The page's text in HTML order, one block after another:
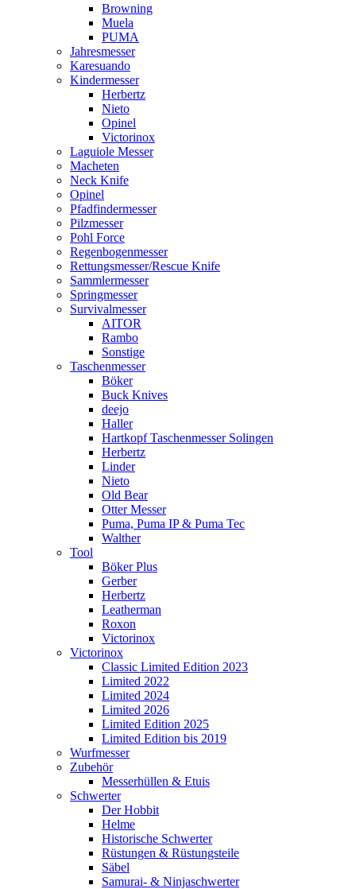
Browning
Muela
PUMA
Jahresmesser
Karesuando
Kindermesser
Herbertz
Nieto
Opinel
Victorinox
Laguiole Messer
Macheten
Neck Knife
Opinel
Pfadfindermesser
Pilzmesser
Pohl Force
Regenbogenmesser
Rettungsmesser/Rescue Knife
Sammlermesser
Springmesser
Survivalmesser
AITOR
Rambo
Sonstige
Taschenmesser
Böker
Buck Knives
deejo
Haller
Hartkopf Taschenmesser Solingen
Herbertz
Linder
Nieto
Old Bear
Otter Messer
Puma, Puma IP & Puma Tec
Walther
Tool
Böker Plus
Gerber
Herbertz
Leatherman
Roxon
Victorinox
Victorinox
Classic Limited Edition 2023
Limited 2022
Limited 2024
Limited 2026
Limited Edition 2025
Limited Edition bis 2019
Wurfmesser
Zubehör
Messerhüllen & Etuis
Schwerter
Der Hobbit
Helme
Historische Schwerter
Rüstungen & Rüstungsteile
Säbel
Samurai- & Ninjaschwerter